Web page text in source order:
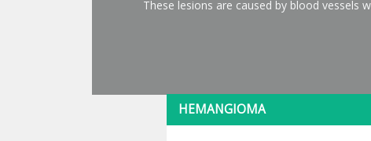
These lesions are caused by blood vessels
HEMANGIOMA